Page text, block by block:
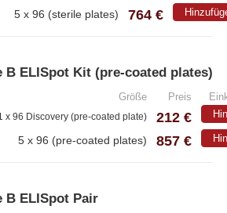
und Geräte
und technische Produkte
5 x 96 (sterile plates) 764 €
B ELISpot Kit (pre-coated plates)
Größe Preis
x 96 Discovery (pre-coated plate) 212 €
5 x 96 (pre-coated plates) 857 €
B ELISpot Pair